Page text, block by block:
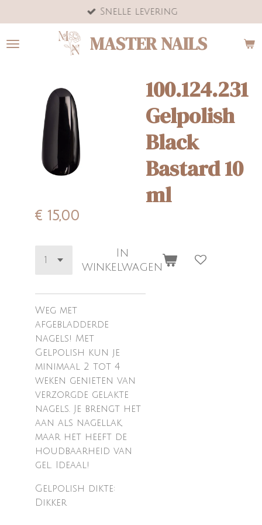
direct
naar
MASTER NAILS
Snelle levering
100.124.231
Gelpolish
Black
Bastard 10
ml
€ 15,00
In
winkelwagen
Weg met
afgebladderde
nagels! Met
Gelpolish kun je
minimaal 2 tot 4
weken genieten van
verzorgde gelakte
nagels. Je brengt het
aan als nagellak,
maar het heeft de
houdbaarheid van
gel. Ideaal!
Gelpolish dikte:
Dikker